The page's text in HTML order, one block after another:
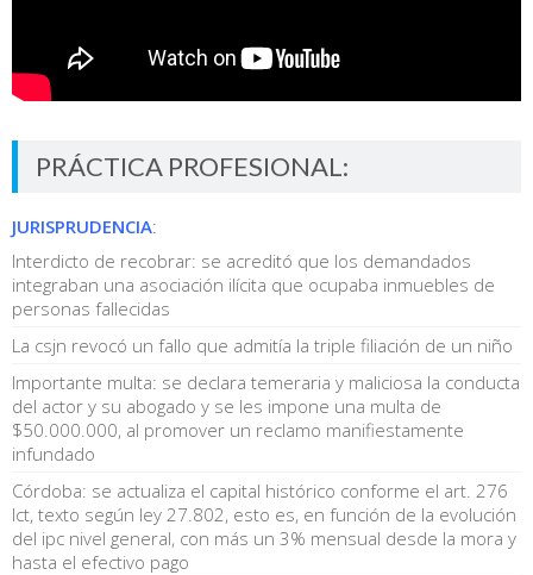
PRÁCTICA PROFESIONAL:
JURISPRUDENCIA:
Interdicto de recobrar: se acreditó que los demandados
integraban una asociación ilícita que ocupaba inmuebles de
personas fallecidas
La csjn revocó un fallo que admitía la triple filiación de un niño
Importante multa: se declara temeraria y maliciosa la conducta
del actor y su abogado y se les impone una multa de
$50.000.000, al promover un reclamo manifiestamente
infundado
Córdoba: se actualiza el capital histórico conforme el art. 276
lct, texto según ley 27.802, esto es, en función de la evolución
del ipc nivel general, con más un 3% mensual desde la mora y
hasta el efectivo pago